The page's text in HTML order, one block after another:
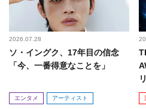
2026.07.28
ソ・イングク、17年目の信念
「今、一番得意なことを」
エンタメ アーティスト